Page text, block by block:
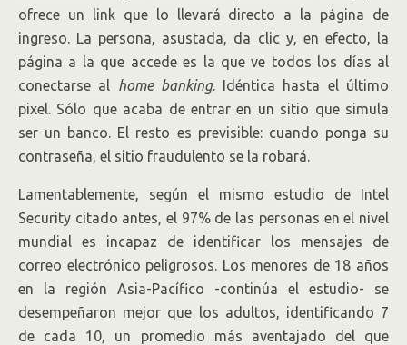
ofrece un link que lo llevará directo a la página de
ingreso. La persona, asustada, da clic y, en efecto, la
página a la que accede es la que ve todos los días al
conectarse al home banking. Idéntica hasta el último
pixel. Sólo que acaba de entrar en un sitio que simula
ser un banco. El resto es previsible: cuando ponga su
contraseña, el sitio fraudulento se la robará.
Lamentablemente, según el mismo estudio de Intel
Security citado antes, el 97% de las personas en el nivel
mundial es incapaz de identificar los mensajes de
correo electrónico peligrosos. Los menores de 18 años
en la región Asia-Pacífico -continúa el estudio- se
desempeñaron mejor que los adultos, identificando 7
de cada 10, un promedio más aventajado del que